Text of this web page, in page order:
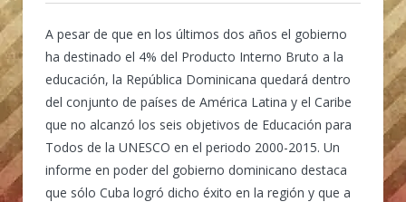
A pesar de que en los últimos dos años el gobierno
ha destinado el 4% del Producto Interno Bruto a la
educación, la República Dominicana quedará dentro
del conjunto de países de América Latina y el Caribe
que no alcanzó los seis objetivos de Educación para
Todos de la UNESCO en el periodo 2000-2015. Un
informe en poder del gobierno dominicano destaca
que sólo Cuba logró dicho éxito en la región y que a